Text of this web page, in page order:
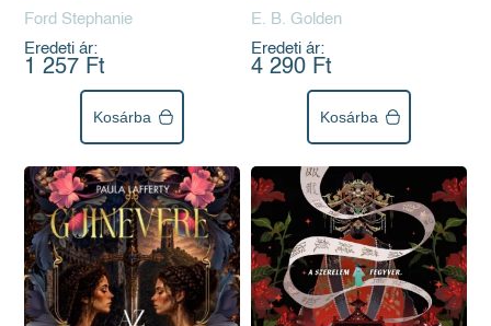
Ford Stephanie
Eredeti ár:
1 257 Ft
Kosárba
E. B. Golden
Eredeti ár:
4 290 Ft
Kosárba